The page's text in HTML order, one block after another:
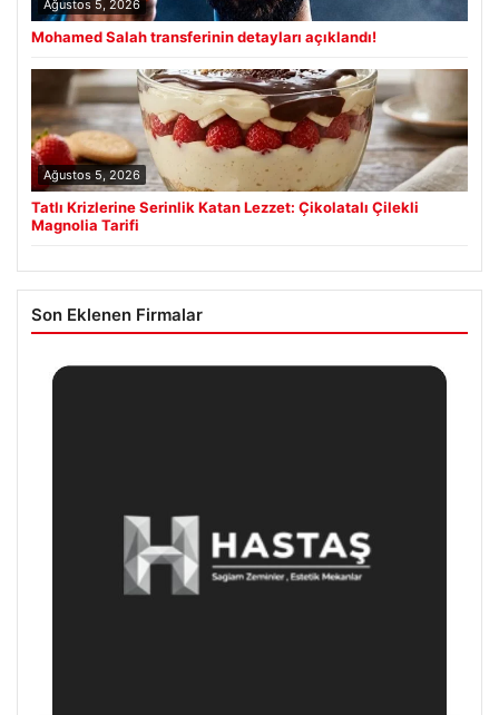
Ağustos 5, 2026
Mohamed Salah transferinin detayları açıklandı!
Ağustos 5, 2026
Tatlı Krizlerine Serinlik Katan Lezzet: Çikolatalı Çilekli
Magnolia Tarifi
Son Eklenen Firmalar